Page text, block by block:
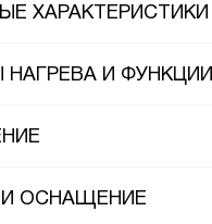
ХАРАКТЕРИСТИКИ
И ФУНКЦИИ
ОСНАЩЕНИЕ